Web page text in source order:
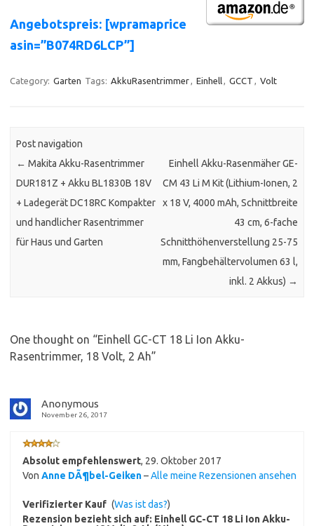
Angebotspreis: [wpramaprice
asin=”B074RD6LCP”]
Category: Garten Tags: AkkuRasentrimmer, Einhell, GCCT , Volt
Post navigation
← Makita Akku-Rasentrimmer
DUR181Z + Akku BL1830B 18V
+ Ladegerät DC18RC Kompakter
und handlicher Rasentrimmer
für Haus und Garten
Einhell Akku-Rasenmäher GE-
CM 43 Li M Kit (Lithium-Ionen, 2
x 18 V, 4000 mAh, Schnittbreite
43 cm, 6-fache
Schnitthöhenverstellung 25-75
mm, Fangbehältervolumen 63 l,
inkl. 2 Akkus) →
One thought on “Einhell GC-CT 18 Li Ion Akku-
Rasentrimmer, 18 Volt, 2 Ah”
Anonymous
November 26, 2017
Absolut empfehlenswert, 29. Oktober 2017
Von Anne DÃ¶bel-Geiken–Alle meine Rezensionen ansehen
Verifizierter Kauf (Was ist das?)
Rezension bezieht sich auf: Einhell GC-CT 18 Li Ion Akku-